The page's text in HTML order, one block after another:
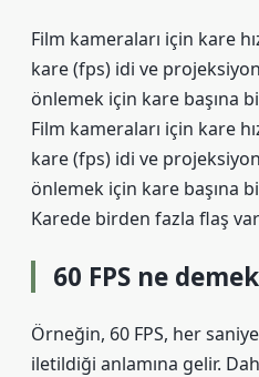
Film kameraları için kare
kare (fps) idi ve
önlemek için kare başına
Film kameraları için kare
kare (fps) idi ve
önlemek için kare başına
Karede birden fazla flaş
60 FPS ne
Örneğin, 60 FPS, her
iletildiği anlamına gelir.